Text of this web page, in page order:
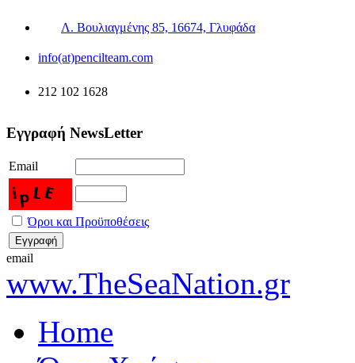
Λ. Βουλιαγμένης 85, 16674, Γλυφάδα
info(at)pencilteam.com
212 102 1628
Εγγραφή NewsLetter
Email
Όροι και Προϋποθέσεις
email
www.TheSeaNation.gr
Home